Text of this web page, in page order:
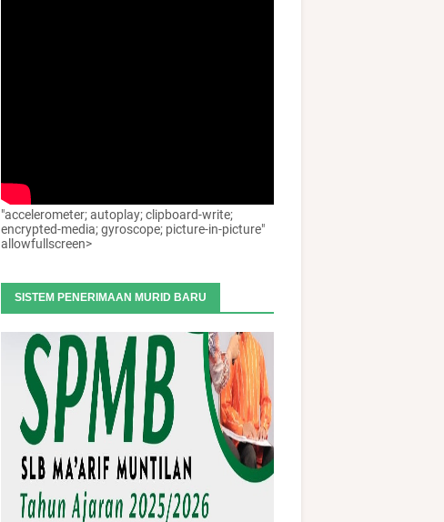
"accelerometer; autoplay; clipboard-write;
encrypted-media; gyroscope; picture-in-picture"
allowfullscreen>
SISTEM PENERIMAAN MURID BARU